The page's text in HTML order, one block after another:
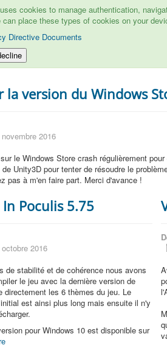
cookies to manage authentication,
can place these types of cookies on your
Directive Documents
la version du Windows
2016
le Windows Store crash régulièrement
Unity3D pour tenter de résoudre le
pas à m'en faire part. Merci d'avance !
Poculis 5.75
2016
de stabilité et de cohérence nous avons
le jeu avec la dernière version de
directement les 6 thèmes du jeu. Le
est ainsi plus long mais ensuite il n'y
pour Windows 10 est disponible sur